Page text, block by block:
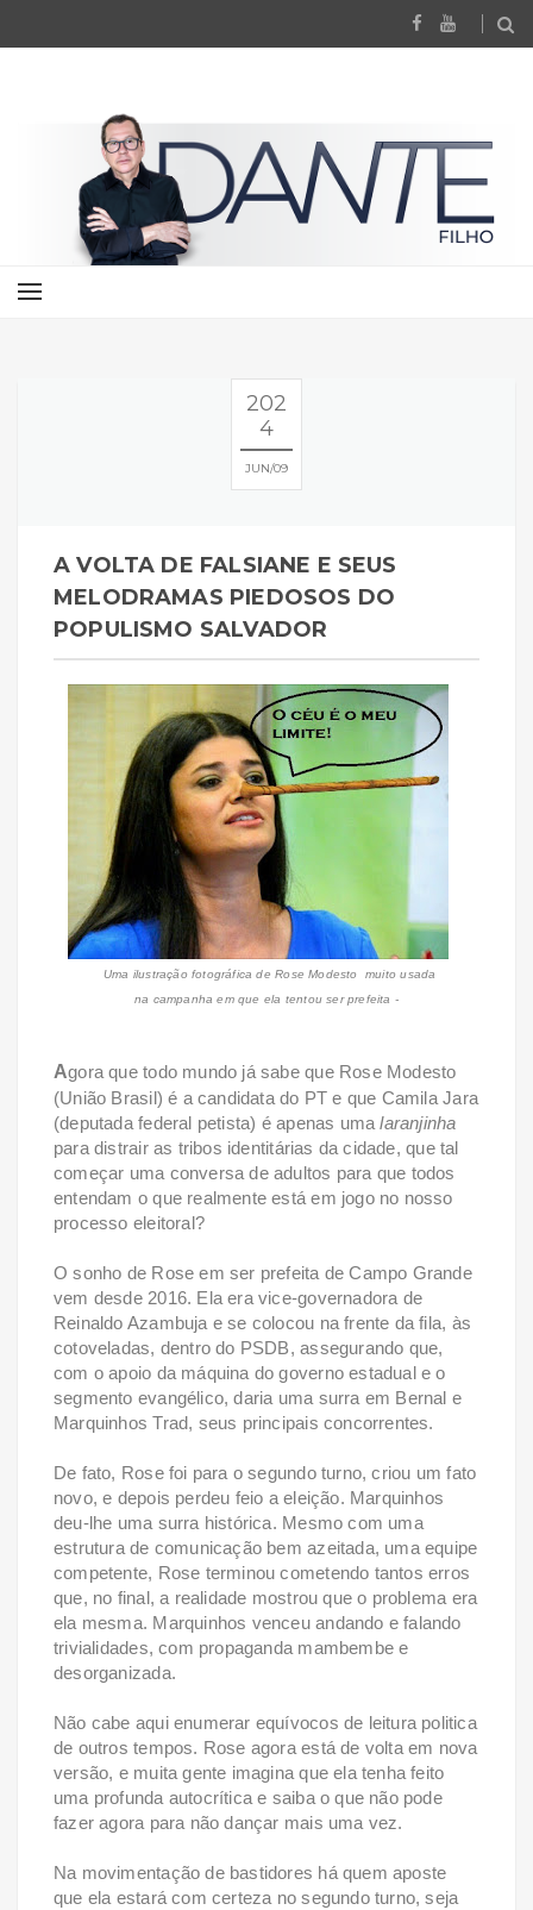
202
4
JUN 09
A VOLTA DE FALSIANE E SEUS
MELODRAMAS PIEDOSOS DO
POPULISMO SALVADOR
Uma ilustração fotográfica de Rose Modesto muito usada
na campanha em que ela tentou ser prefeita -
Agora que todo mundo já sabe que Rose Modesto
(União Brasil) é a candidata do PT e que Camila Jara
(deputada federal petista) é apenas umalaranjinha
para distrair as tribos identitárias da cidade, que tal
começar uma conversa de adultos para que todos
entendam o que realmente está em jogo no nosso
processo eleitoral?
O sonho de Rose em ser prefeita de Campo Grande
vem desde 2016. Ela era vice-governadora de
Reinaldo Azambuja e se colocou na frente da fila, às
cotoveladas, dentro do PSDB, assegurando que,
com o apoio da máquina do governo estadual e o
segmento evangélico, daria uma surra em Bernal e
Marquinhos Trad, seus principais concorrentes.
De fato, Rose foi para o segundo turno, criou um fato
novo, e depois perdeu feio a eleição. Marquinhos
deu-lhe uma surra histórica. Mesmo com uma
estrutura de comunicação bem azeitada, uma equipe
competente, Rose terminou cometendo tantos erros
que, no final, a realidade mostrou que o problema era
ela mesma. Marquinhos venceu andando e falando
trivialidades, com propaganda mambembe e
desorganizada.
Não cabe aqui enumerar equívocos de leitura politica
de outros tempos. Rose agora está de volta em nova
versão, e muita gente imagina que ela tenha feito
uma profunda autocrítica e saiba o que não pode
fazer agora para não dançar mais uma vez.
Na movimentação de bastidores há quem aposte
que ela estará com certeza no segundo turno, seja